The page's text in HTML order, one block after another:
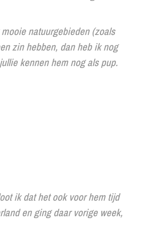
natuurgebieden (zoals
zin hebben, dan heb ik nog
kennen hem nog als pup.
ik dat het ook voor hem tijd
en ging daar vorige week,